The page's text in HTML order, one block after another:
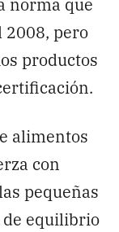
2008, pero
productos
alimentos
con
pequeñas
equilibrio